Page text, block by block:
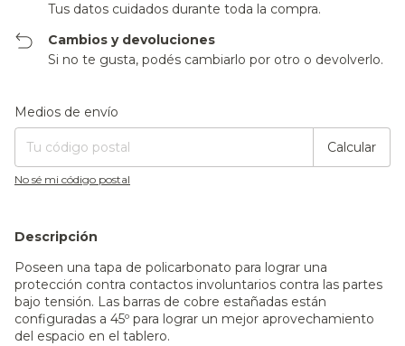
Tus datos cuidados durante toda la compra.
Cambios y devoluciones
Si no te gusta, podés cambiarlo por otro o devolverlo.
Entregas para el CP:
Medios de envío
Calcular
No sé mi código postal
Descripción
Poseen una tapa de policarbonato para lograr una
protección contra contactos involuntarios contra las partes
bajo tensión. Las barras de cobre estañadas están
configuradas a 45º para lograr un mejor aprovechamiento
del espacio en el tablero.